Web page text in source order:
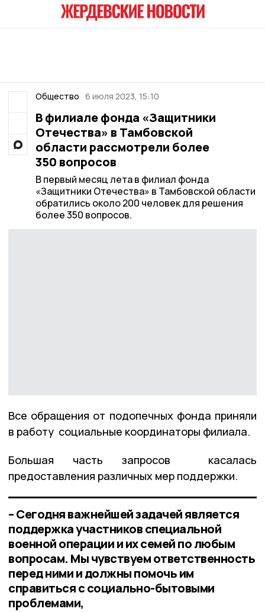
Общество 6 июля 2023, 15:10
В филиале фонда «Защитники
Отечества» в Тамбовской
области рассмотрели более
350 вопросов
В первый месяц лета в филиал фонда
«Защитники Отечества» в Тамбовской области
обратились около 200 человек для решения
более 350 вопросов.
Все обращения от подопечных фонда приняли
в работу социальные координаторы филиала.
Большая часть запросов касалась
предоставления различных мер поддержки.
– Сегодня важнейшей задачей является
поддержка участников специальной
военной операции и их семей по любым
вопросам. Мы чувствуем ответственность
перед ними и должны помочь им
справиться с социально-бытовыми
проблемами,